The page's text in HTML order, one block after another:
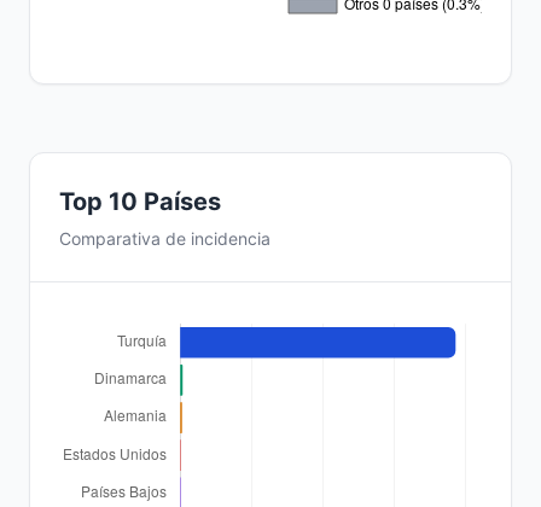
Top 10 Países
Comparativa de incidencia